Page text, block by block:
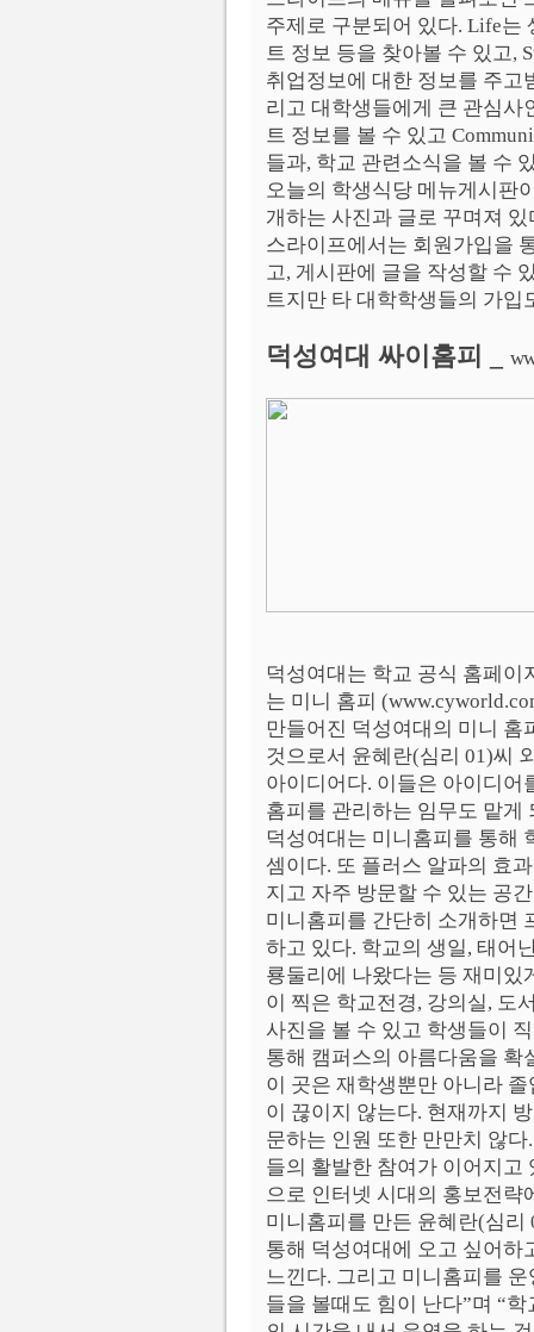
주제로 구분되어 있다. Life는
트 정보 등을 찾아볼 수 있고,
취업정보에 대한 정보를 주고
리고 대학생들에게 큰 관심사
트 정보를 볼 수 있고
들과, 학교 관련소식을 볼 수
오늘의 학생식당 메뉴게시판
개하는 사진과 글로 꾸며져 있
스라이프에서는 회원가입을
고, 게시판에 글을 작성할 수
트지만 타 대학학생들의 가입
덕성여대 싸이홈피 _
덕성여대는 학교 공식 홈페
는 미니 홈피
만들어진 덕성여대의 미니 홈
것으로서 윤혜란(심리 01)씨
아이디어다. 이들은 아이디어
홈피를 관리하는 임무도 맡게
덕성여대는 미니홈피를 통해
셈이다. 또 플러스 알파의 효
지고 자주 방문할 수 있는 공
미니홈피를 간단히 소개하면
하고 있다. 학교의 생일, 태어
룡둘리에 나왔다는 등 재미있
이 찍은 학교전경, 강의실, 도
사진을 볼 수 있고 학생들이
통해 캠퍼스의 아름다움을 확
이 곳은 재학생뿐만 아니라
이 끊이지 않는다. 현재까지
문하는 인원 또한 만만치 않
들의 활발한 참여가 이어지고
으로 인터넷 시대의 홍보전략
미니홈피를 만든 윤혜란(심
통해 덕성여대에 오고 싶어하
느낀다. 그리고 미니홈피를
들을 볼때도 힘이 난다”며 “